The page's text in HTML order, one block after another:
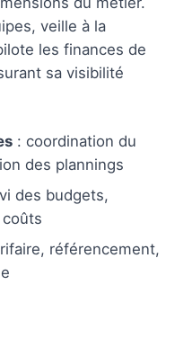
veille à la
les finances de
sa visibilité
: coordination du
des plannings
des budgets,
référencement,